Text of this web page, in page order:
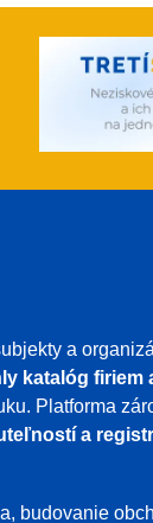
a
katalóg firiem
Platforma
a
budovanie